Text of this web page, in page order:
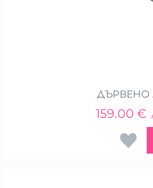
ДЪРВЕНО
159.00 €